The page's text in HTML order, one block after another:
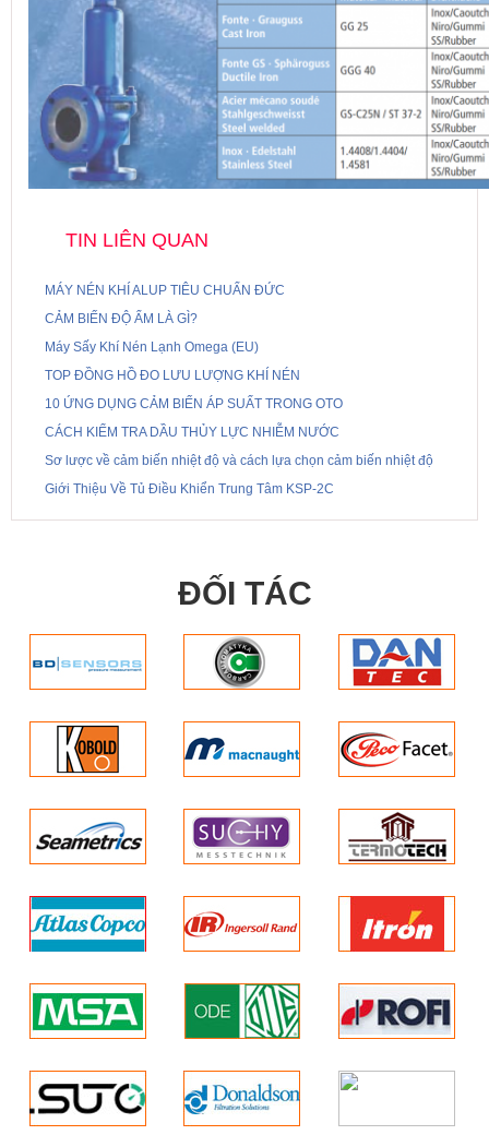
TIN LIÊN QUAN
MÁY NÉN KHÍ ALUP TIÊU CHUẨN ĐỨC
CẢM BIẾN ĐỘ ẨM LÀ GÌ?
Máy Sấy Khí Nén Lạnh Omega (EU)
TOP ĐỒNG HỒ ĐO LƯU LƯỢNG KHÍ NÉN
10 ỨNG DỤNG CẢM BIẾN ÁP SUẤT TRONG OTO
CÁCH KIỂM TRA DẦU THỦY LỰC NHIỄM NƯỚC
Sơ lược về cảm biến nhiệt độ và cách lựa chọn cảm biến nhiệt độ
Giới Thiệu Về Tủ Điều Khiển Trung Tâm KSP-2C
ĐỐI TÁC